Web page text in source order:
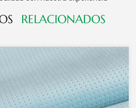
RELACIONADOS